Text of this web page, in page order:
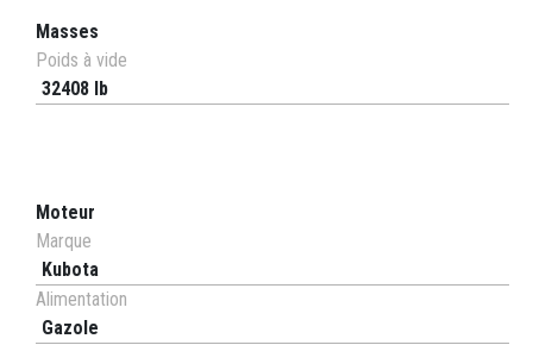
Masses
Poids à vide
32408 lb
Moteur
Marque
Kubota
Alimentation
Gazole